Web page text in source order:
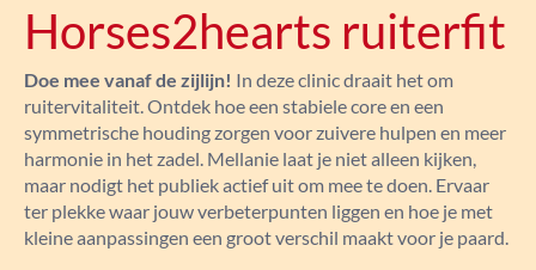
Horses2hearts ruiterfit
Doe mee vanaf de zijlijn! In deze clinic draait het om
ruitervitaliteit. Ontdek hoe een stabiele core en een
symmetrische houding zorgen voor zuivere hulpen en meer
harmonie in het zadel. Mellanie laat je niet alleen kijken,
maar nodigt het publiek actief uit om mee te doen. Ervaar
ter plekke waar jouw verbeterpunten liggen en hoe je met
kleine aanpassingen een groot verschil maakt voor je paard.